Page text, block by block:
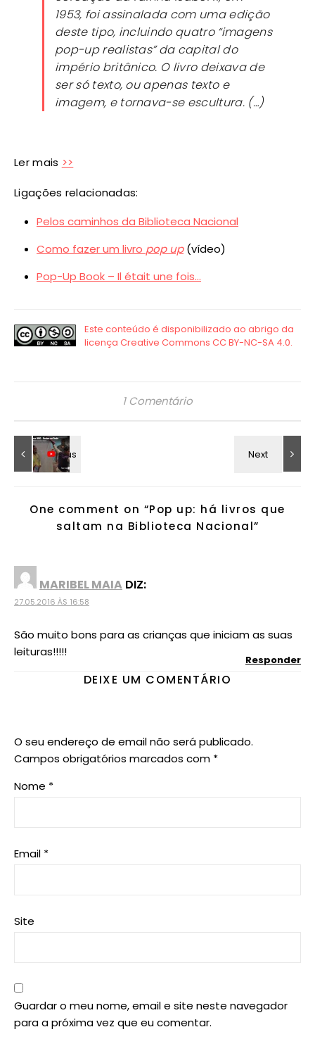
1953, foi assinalada com uma edição
deste tipo, incluindo quatro “imagens
pop-up realistas” da capital do
império britânico. O livro deixava de
ser só texto, ou apenas texto e
imagem, e tornava-se escultura. (…)
Ler mais >>
Ligações relacionadas:
Pelos caminhos da Biblioteca Nacional
Como fazer um livro pop up(vídeo)
Pop-Up Book – Il était une fois…
1 Comentário
One comment on “Pop up: há livros que
saltam na Biblioteca Nacional”
MARIBEL MAIA DIZ:
27.05.2016 ÀS 16:58
São muito bons para as crianças que iniciam as suas
leituras!!!!!
Responder
DEIXE UM COMENTÁRIO
O seu endereço de email não será publicado.
Campos obrigatórios marcados com *
Nome *
Email *
Site
Guardar o meu nome, email e site neste navegador
para a próxima vez que eu comentar.